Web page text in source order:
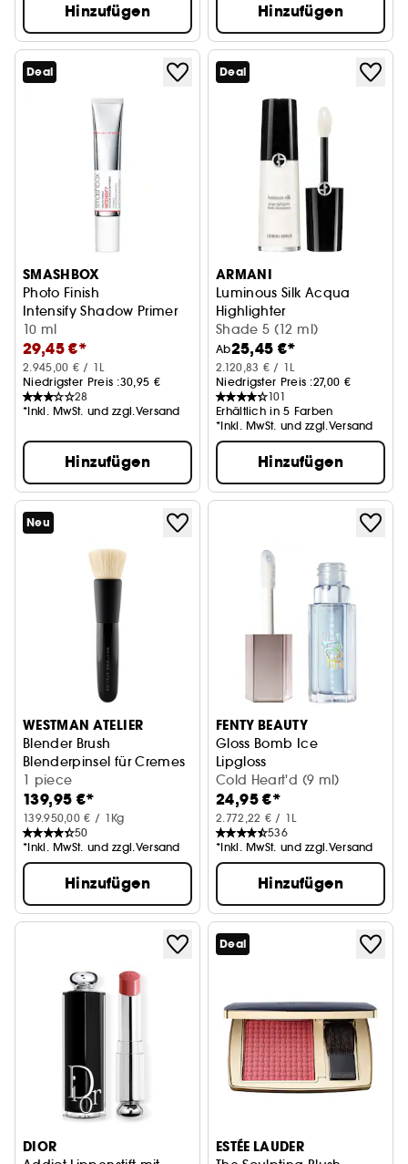
Hinzufügen Hinzufügen
Deal
SMASHBOX
Photo Finish
Intensify Shadow Primer
10 ml
29,45 €*
2.945,00 € / 1L
Niedrigster Preis :30,95 €
28
*Inkl. MwSt. und zzgl.Versand
Hinzufügen
Deal
ARMANI
Luminous Silk Acqua
Highlighter
Shade 5 (12 ml)
Ab25,45 €*
2.120,83 € / 1L
Niedrigster Preis :27,00 €
101
Erhältlich in 5 Farben
*Inkl. MwSt. und zzgl.Versand
Hinzufügen
Neu
WESTMAN ATELIER
Blender Brush
Blenderpinsel für Cremes
1 piece
139,95 €*
139.950,00 € / 1Kg
50
*Inkl. MwSt. und zzgl.Versand
Hinzufügen
FENTY BEAUTY
Gloss Bomb Ice
Lipgloss
Cold Heart'd (9 ml)
24,95 €*
2.772,22 € / 1L
536
*Inkl. MwSt. und zzgl.Versand
Hinzufügen
DIOR
Deal
ESTÉE LAUDER